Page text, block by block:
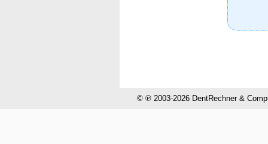
© ℗ 2003-2026 DentRechner &